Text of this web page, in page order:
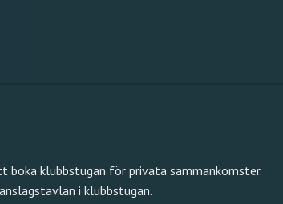
boka klubbstugan för privata sammankomster.
i klubbstugan.